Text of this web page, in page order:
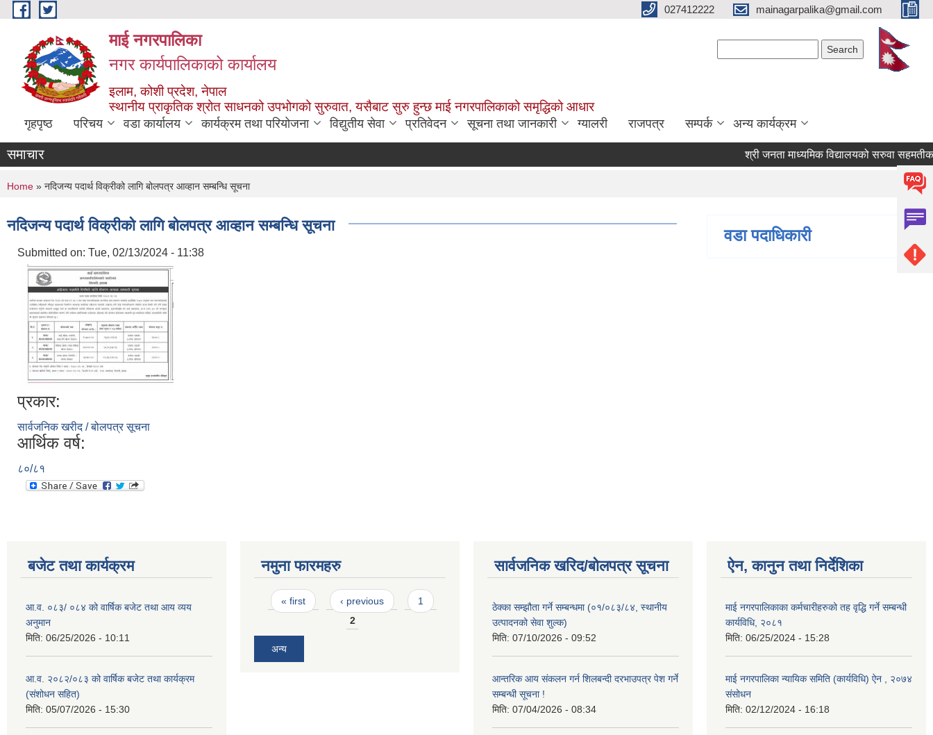
Skip to main content 027412222 mainagarpalika@gmail.com
माई नगरपालिका
नगर कार्यपालिकाको कार्यालय
इलाम, कोशी प्रदेश, नेपाल
स्थानीय प्राकृतिक श्रोत साधनको उपभोगको सुरुवात, यसैबाट सुरु हुन्छ माई नगरपालिकाको समृद्धिको आधार
गृहपृष्ठ परिचय वडा कार्यालय कार्यक्रम तथा परियोजना विद्युतीय सेवा प्रतिवेदन सूचना तथा जानकारी ग्यालरी राजपत्र सम्पर्क अन्य कार्यक्रम
समाचार श्री जनता माध्यमिक विद्यालयको सरुवा सहमतीका
You are here
Home » नदिजन्य पदार्थ विक्रीको लागि बोलपत्र आव्हान सम्बन्धि सूचना
नदिजन्य पदार्थ विक्रीको लागि बोलपत्र आव्हान सम्बन्धि सूचना
Submitted on: Tue, 02/13/2024 - 11:38
प्रकार:
सार्वजनिक खरीद / बोलपत्र सूचना
आर्थिक वर्ष:
८०/८१
वडा पदाधिकारी
बजेट तथा कार्यक्रम
आ.व. ०८३/ ०८४ को वार्षिक बजेट तथा आय व्यय
अनुमान
मिति: 06/25/2026 - 10:11
आ.व. २०८२/०८३ को वार्षिक बजेट तथा कार्यक्रम
(संशोधन सहित)
मिति: 05/07/2026 - 15:30
नमुना फारमहरु
Pages
« first ‹ previous
1
2
अन्य
सार्वजनिक खरिद/बोलपत्र सूचना
ठेक्का सम्झौता गर्ने सम्बन्धमा (०१/०८३/८४, स्थानीय
उत्पादनको सेवा शुल्क)
मिति: 07/10/2026 - 09:52
आन्तरिक आय संकलन गर्न शिलबन्दी दरभाउपत्र पेश गर्ने
सम्बन्धी सूचना !
मिति: 07/04/2026 - 08:34
ऐन, कानुन तथा निर्देशिका
माई नगरपालिकाका कर्मचारीहरुको तह वृद्धि गर्ने सम्बन्धी
कार्यविधि, २०८१
मिति: 06/25/2024 - 15:28
माई नगरपालिका न्यायिक समिति (कार्यविधि) ऐन , २०७४
संसोधन
मिति: 02/12/2024 - 16:18